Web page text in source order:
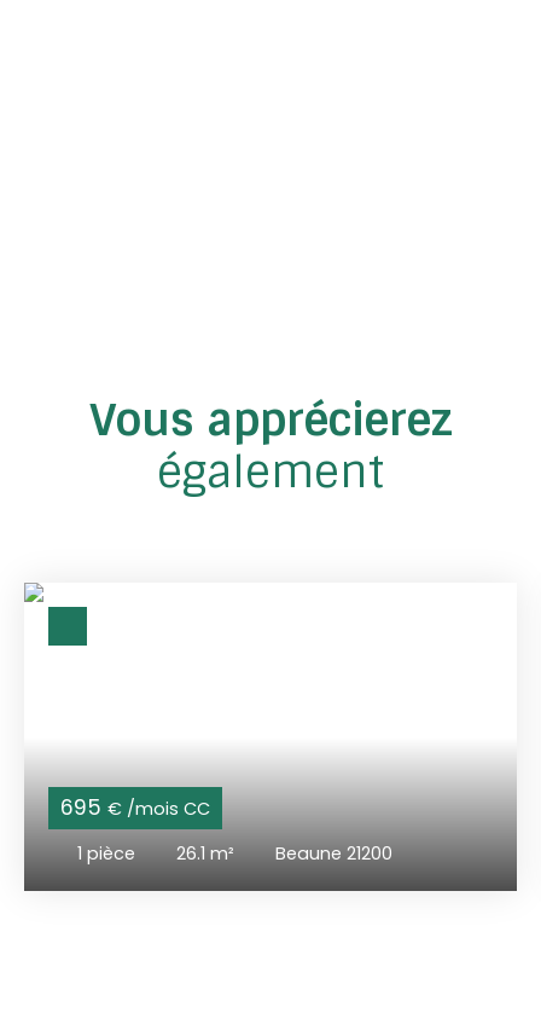
Vous apprécierez
également
695 € /mois CC
1 pièce 26.1 m² Beaune 21200